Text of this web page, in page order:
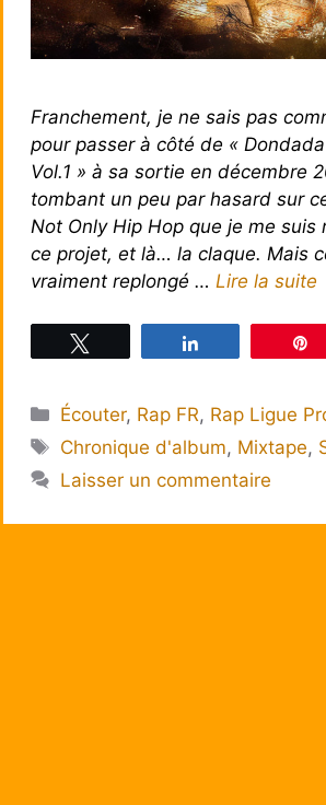
Franchement, je ne sais pas
pour passer à côté de «
Vol.1 » à sa sortie en décembre
tombant un peu par hasard sur
Not Only Hip Hop que je me suis
ce projet, et là… la claque. Mais
vraiment replongé … Lire la suite
Catégories
Écouter, Rap FR, Rap Ligue
Étiquettes
Chronique d'album, Mixtape,
Laisser un commentaire